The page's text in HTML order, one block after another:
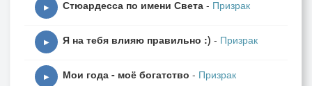
▶ Стюардесса по имени Света - Призрак
▶ Я на тебя влияю правильно :) - Призрак
▶ Мои года - моё богатство - Призрак